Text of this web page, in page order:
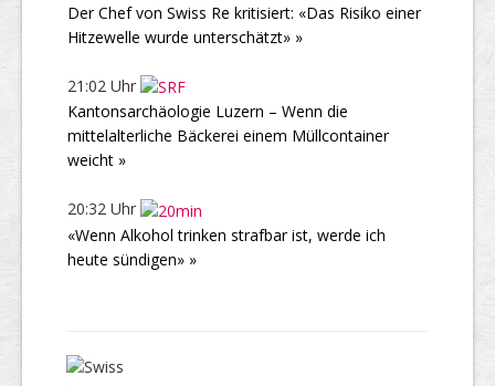
Der Chef von Swiss Re kritisiert: «Das Risiko einer
Hitzewelle wurde unterschätzt» »
21:02 Uhr
Kantonsarchäologie Luzern – Wenn die
mittelalterliche Bäckerei einem Müllcontainer
weicht »
20:32 Uhr
«Wenn Alkohol trinken strafbar ist, werde ich
heute sündigen» »